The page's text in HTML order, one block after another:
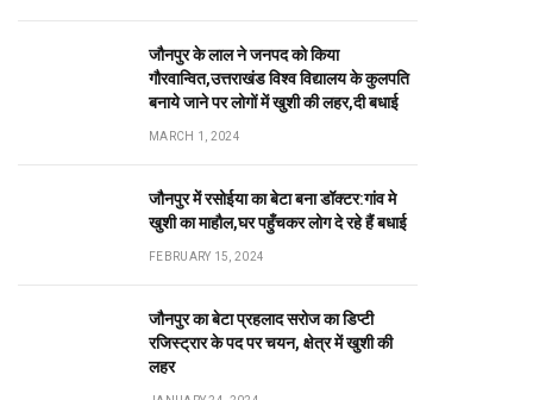
जौनपुर के लाल ने जनपद को किया
गौरवान्वित,उत्तराखंड विश्व विद्यालय के कुलपति
बनाये जाने पर लोगों में खुशी की लहर,दी बधाई
MARCH 1, 2024
जौनपुर में रसोईया का बेटा बना डॉक्टर:गांव मे
खुशी का माहौल,घर पहुँचकर लोग दे रहे हैं बधाई
FEBRUARY 15, 2024
जौनपुर का बेटा प्रहलाद सरोज का डिप्टी
रजिस्ट्रार के पद पर चयन, क्षेत्र में खुशी की
लहर